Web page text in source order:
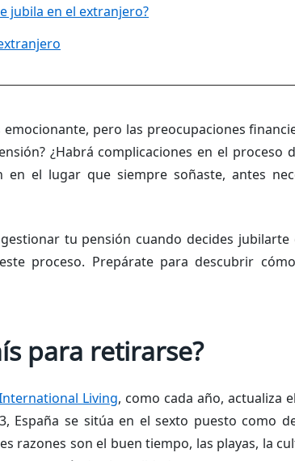
jubila en el extranjero?
pero las preocupaciones
¿Habrá complicaciones en el proceso
el lugar que siempre soñaste, antes
tu pensión cuando decides jubilarte
proceso. Prepárate para descubrir
para retirarse?
Living, como cada año, actualiza el
España se sitúa en el sexto puesto como
razones son el buen tiempo, las playas, la